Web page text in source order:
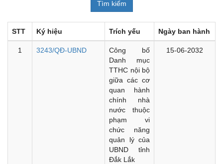
STT Ký hiệu Trích yếu Ngày ban hành
1 3243/QĐ-UBND
Công bố
Danh mục
TTHC nội bộ
giữa các cơ
quan hành
chính nhà
nước thuộc
phạm vi
chức năng
quản lý của
UBND tỉnh
Đắk Lắk
15-06-2032